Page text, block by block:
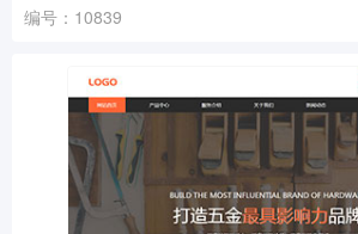
编号：10839